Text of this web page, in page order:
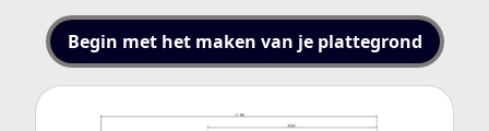
Begin met het maken van je plattegrond